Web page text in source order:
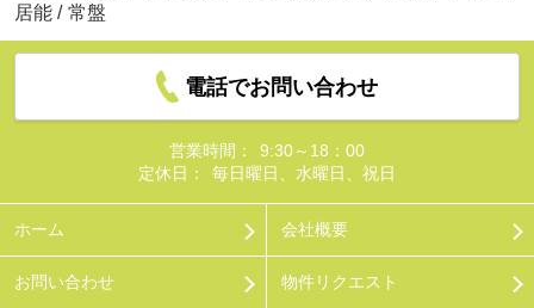
居能 / 常盤
電話でお問い合わせ
営業時間：
9:30～18：00
定休日：
毎日曜日、水曜日、祝日
ホーム 会社概要
お問い合わせ 物件リクエスト